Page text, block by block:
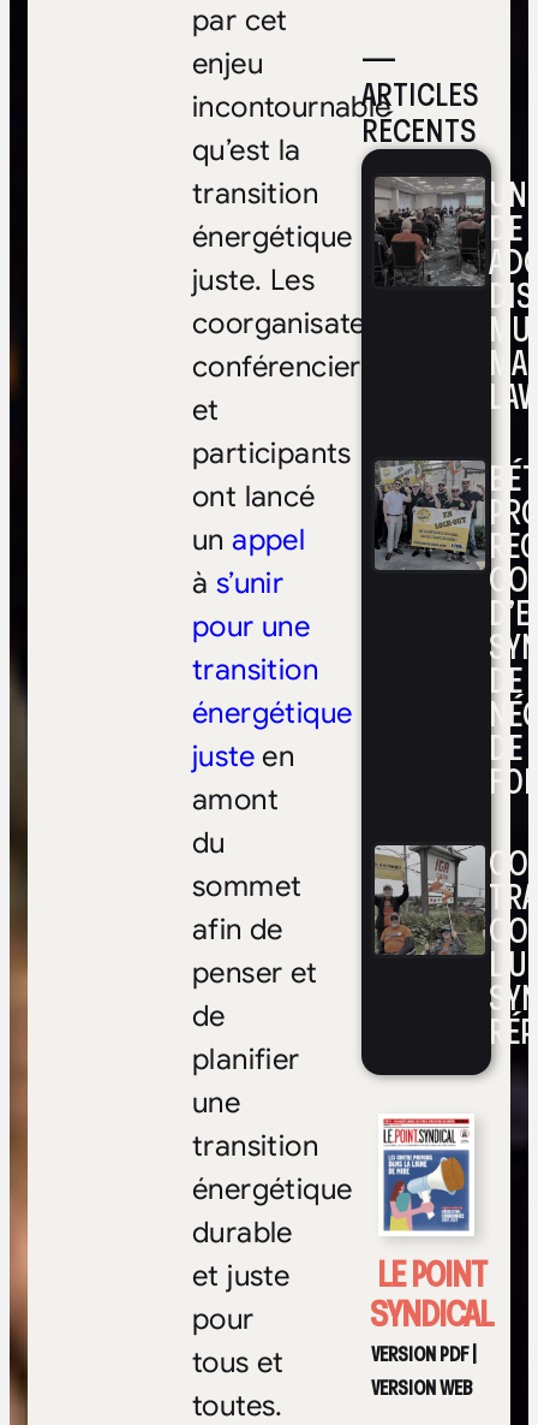
—
ARTICLES
RÉCENTS
DE
DE
DE
FOI
LE POINT
SYNDICAL
VERSION PDF|
VERSION WEB
par cet
enjeu
incontournable
qu’est la
transition
énergétique
juste. Les
coorganisateurs,
conférenciers
et
participants
ont lancé
unappel
à s’unir
pour une
transition
énergétique
justeen
amont
du
sommet
afin de
penser et
de
planifier
une
transition
énergétique
durable
et juste
pour
tous et
toutes.